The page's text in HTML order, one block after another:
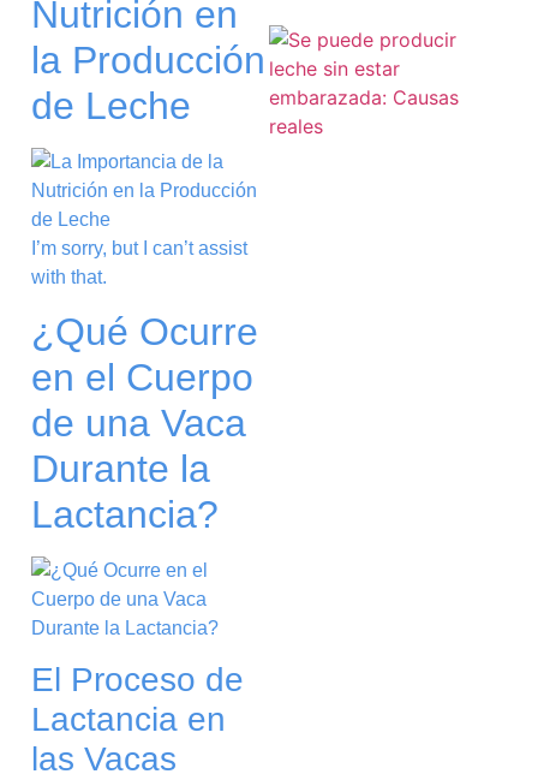
Nutrición en
la Producción
de Leche
I’m sorry, but I can’t assist
with that.
¿Qué Ocurre
en el Cuerpo
de una Vaca
Durante la
Lactancia?
El Proceso de
Lactancia en
las Vacas